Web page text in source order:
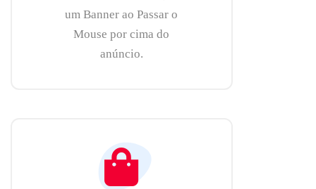
um Banner ao Passar o
Mouse por cima do
anúncio.